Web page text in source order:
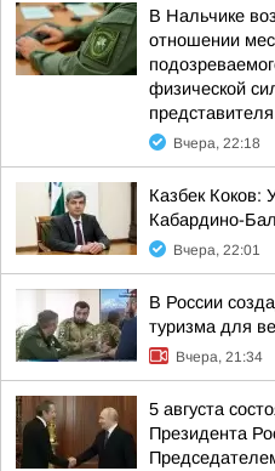
В Нальчике
отношении
физической
Вчера, 22:18
Казбек Коков:
Кабардино-
Вчера, 22:01
В России
туризма для
Вчера, 21:34
5 августа
Президента